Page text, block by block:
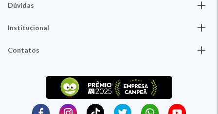
Dúvidas
Institucional
Contatos